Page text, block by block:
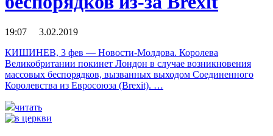
19:07 3.02.2019
КИШИНЕВ, 3 фев — Новости-Молдова. Королева
Великобритании покинет Лондон в случае возникновения
массовых беспорядков, вызванных выходом Соединенного
Королевства из Евросоюза (Brexit). …
читать